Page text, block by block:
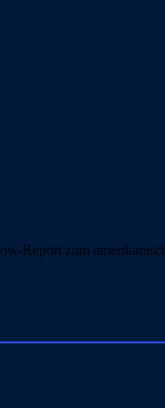
Report zum